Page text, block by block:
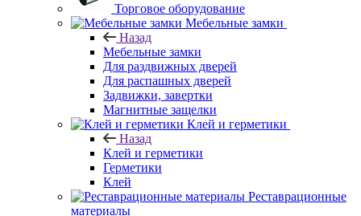
Торговое оборудование
Мебельные замки
Назад
Мебельные замки
Для раздвижных дверей
Для распашных дверей
Задвижки, завертки
Магнитные защелки
Клей и герметики
Назад
Клей и герметики
Герметики
Клей
Реставрационные
материалы